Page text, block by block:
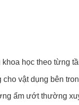
học theo từng
vật dụng bên
ẩm ướt thường